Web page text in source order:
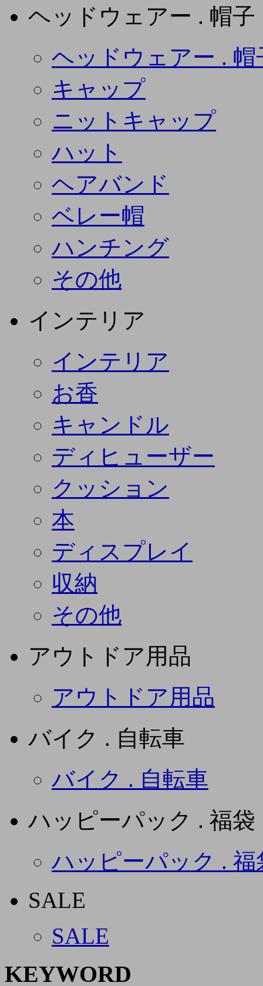
ヘッドウェアー . 帽子
ヘッドウェアー . 帽
キャップ
ニットキャップ
ハット
ヘアバンド
ベレー帽
ハンチング
その他
インテリア
インテリア
お香
キャンドル
ディヒューザー
クッション
本
ディスプレイ
収納
その他
アウトドア用品
アウトドア用品
バイク . 自転車
バイク . 自転車
ハッピーパック . 福袋
ハッピーパック . 福
SALE
SALE
KEYWORD